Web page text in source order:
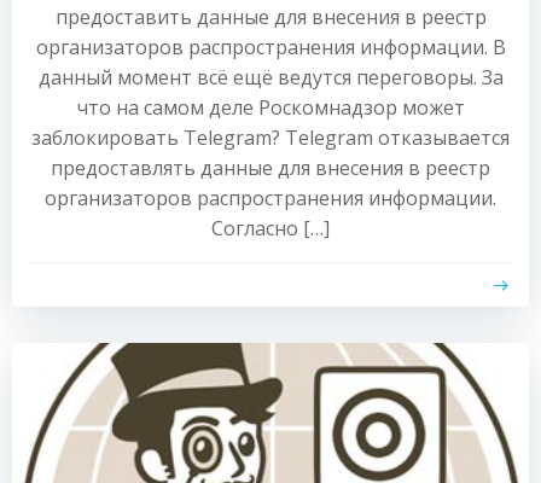
предоставить данные для внесения в реестр
организаторов распространения информации. В
данный момент всё ещё ведутся переговоры. За
что на самом деле Роскомнадзор может
заблокировать Telegram? Telegram отказывается
предоставлять данные для внесения в реестр
организаторов распространения информации.
Согласно […]